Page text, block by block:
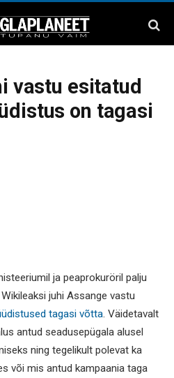
vastu esitatud
on tagasi
ja peaprokuröril palju
juhi Assange vastu
tagasi võtta. Väidetavalt
antud seadusepügala alusel
ning tegelikult polevat ka
või mis antud kampaania taga